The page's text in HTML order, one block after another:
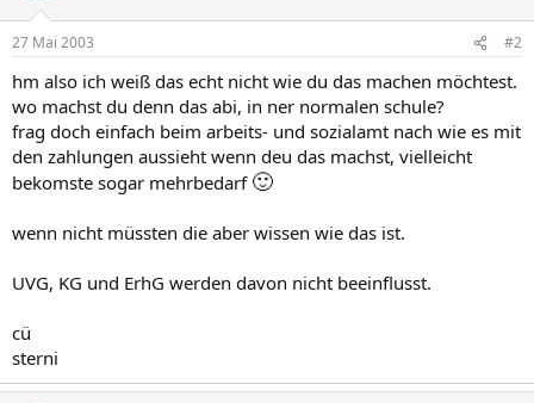
27 Mai 2003 #2
hm also ich weiß das echt nicht wie du das machen möchtest.
wo machst du denn das abi, in ner normalen schule?
frag doch einfach beim arbeits- und sozialamt nach wie es mit
den zahlungen aussieht wenn deu das machst, vielleicht
bekomste sogar mehrbedarf 🙂
wenn nicht müssten die aber wissen wie das ist.
UVG, KG und ErhG werden davon nicht beeinflusst.
cü
sterni